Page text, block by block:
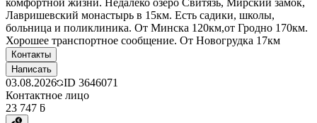
Лавришевский монастырь в 15км. Есть садики, школы,
больница и поликлиника. От Минска 120км,от Гродно 170км.
Хорошее транспортное сообщение. От Новогрудка 17км
Контакты
Написать
03.08.2026 ID 3646071
Контактное лицо
23 747 ƃ